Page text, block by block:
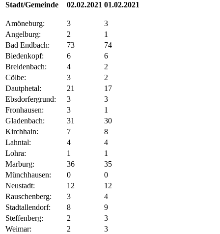
Stadt/Gemeinde 02.02.2021 01.02.2021
Amöneburg: 3
3
Angelburg:
2
1
Bad Endbach:
73
74
Biedenkopf:
6
6
Breidenbach:
4
2
Cölbe:
3
2
Dautphetal:
21
17
Ebsdorfergrund:
3
3
Fronhausen:
3
1
Gladenbach:
31
30
Kirchhain:
7
8
Lahntal:
4
4
Lohra:
1
1
Marburg:
36
35
Münchhausen:
0
0
Neustadt:
12
12
Rauschenberg:
3
4
Stadtallendorf:
8
9
Steffenberg:
2
3
Weimar:
2
3